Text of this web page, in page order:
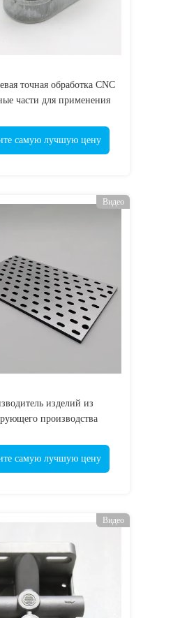
точная обработка CNC
части для применения
самую лучшую цену
Видео
изделий из
производства
самую лучшую цену
Видео